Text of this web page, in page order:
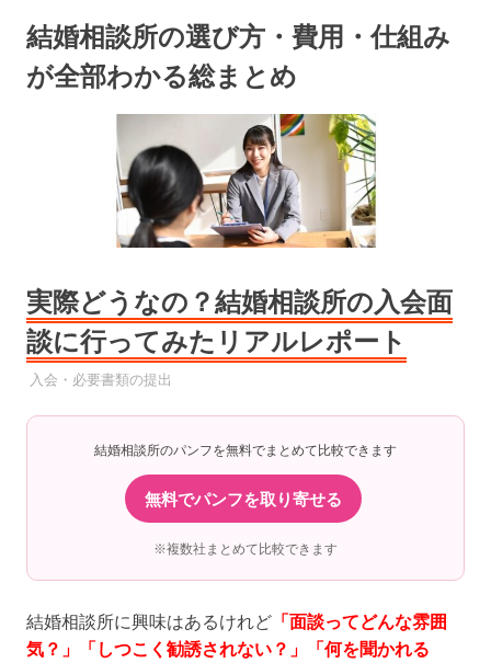
結婚相談所の選び方・費用・仕組み
が全部わかる総まとめ
実際どうなの？結婚相談所の入会面
談に行ってみたリアルレポート
2025年10月2日
YYYPRO
入会・必要書類の提出
結婚相談所のパンフを無料でまとめて比較できます
無料でパンフを取り寄せる
※複数社まとめて比較できます
結婚相談所に興味はあるけれど 「面談ってどんな雰囲
気？」「しつこく勧誘されない？」「何を聞かれる